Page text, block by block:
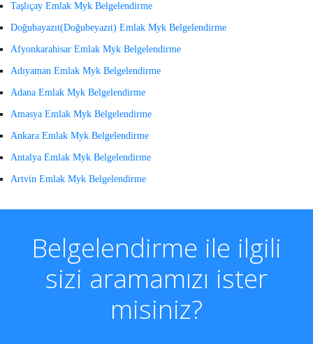
Taşlıçay Emlak Myk Belgelendirme
Doğubayazıt(Doğubeyazıt) Emlak Myk Belgelendirme
Afyonkarahisar Emlak Myk Belgelendirme
Adıyaman Emlak Myk Belgelendirme
Adana Emlak Myk Belgelendirme
Amasya Emlak Myk Belgelendirme
Ankara Emlak Myk Belgelendirme
Antalya Emlak Myk Belgelendirme
Artvin Emlak Myk Belgelendirme
Belgelendirme ile ilgili
sizi aramamızı ister
misiniz?